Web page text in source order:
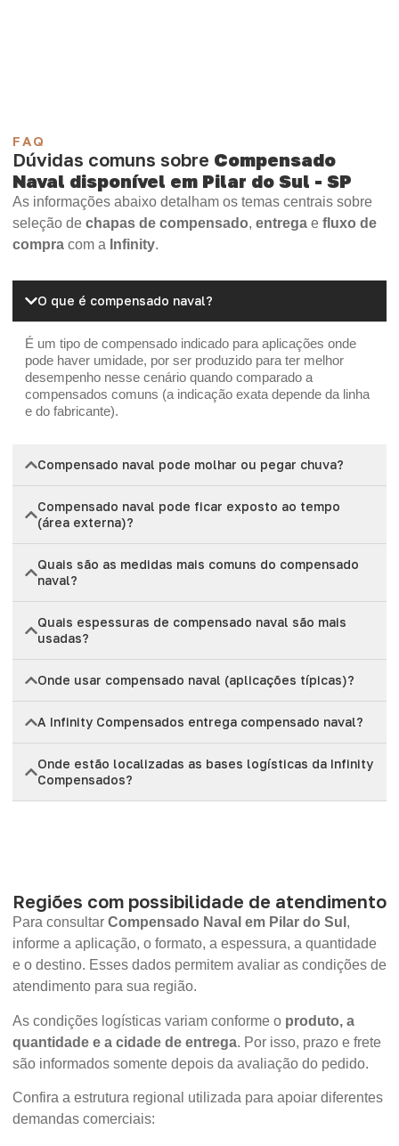
FAQ
Dúvidas comuns sobre Compensado
Naval disponível em Pilar do Sul - SP
As informações abaixo detalham os temas centrais sobre
seleção de chapas de compensado, entrega e fluxo de
compra com a Infinity.
O que é compensado naval?
É um tipo de compensado indicado para aplicações onde
pode haver umidade, por ser produzido para ter melhor
desempenho nesse cenário quando comparado a
compensados comuns (a indicação exata depende da linha
e do fabricante).
Compensado naval pode molhar ou pegar chuva?
Compensado naval pode ficar exposto ao tempo
(área externa)?
Quais são as medidas mais comuns do compensado
naval?
Quais espessuras de compensado naval são mais
usadas?
Onde usar compensado naval (aplicações típicas)?
A Infinity Compensados entrega compensado naval?
Onde estão localizadas as bases logísticas da Infinity
Compensados?
Regiões com possibilidade de atendimento
Para consultar Compensado Naval em Pilar do Sul ,
informe a aplicação, o formato, a espessura, a quantidade
e o destino. Esses dados permitem avaliar as condições de
atendimento para sua região.
As condições logísticas variam conforme o produto, a
quantidade e a cidade de entrega. Por isso, prazo e frete
são informados somente depois da avaliação do pedido.
Confira a estrutura regional utilizada para apoiar diferentes
demandas comerciais: